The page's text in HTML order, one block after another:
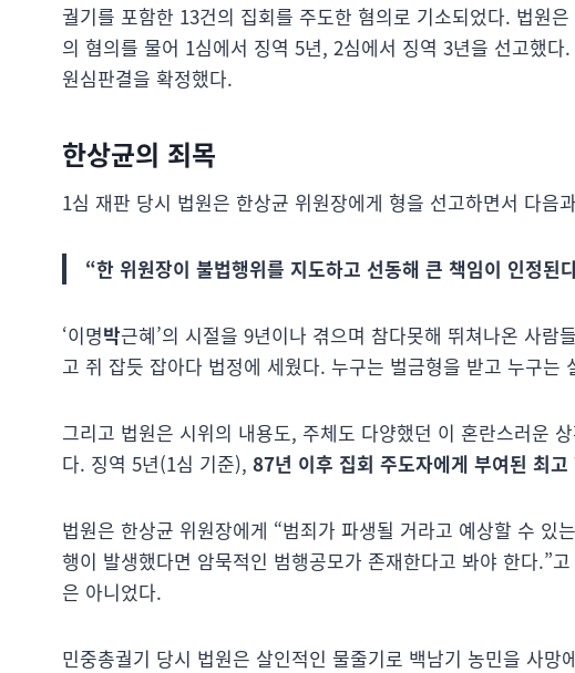
궐기를 포함한 13건의 집회를 주도한 혐의로 기소되었다. 법원
의 혐의를 물어 1심에서 징역 5년, 2심에서 징역 3년을 선고했
원심판결을 확정했다.
한상균의 죄목
1심 재판 당시 법원은 한상균 위원장에게 형을 선고하면서 다음
“한 위원장이 불법행위를 지도하고 선동해 큰 책임이 인정된
‘이명박근혜’의 시절을 9년이나 겪으며 참다못해 뛰쳐나온 사
고 쥐 잡듯 잡아다 법정에 세웠다. 누구는 벌금형을 받고 누구는
그리고 법원은 시위의 내용도, 주체도 다양했던 이 혼란스러운
다. 징역 5년(1심 기준), 87년 이후 집회 주도자에게 부여된 최고
법원은 한상균 위원장에게 “범죄가 파생될 거라고 예상할 수 있
행이 발생했다면 암묵적인 범행공모가 존재한다고 봐야 한다.”
은 아니었다.
민중총궐기 당시 법원은 살인적인 물줄기로 백남기 농민을 사